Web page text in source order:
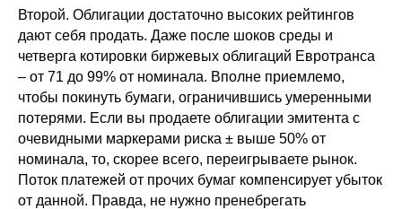
Второй. Облигации достаточно высоких рейтингов
дают себя продать. Даже после шоков среды и
четверга котировки биржевых облигаций Евротранса
– от 71 до 99% от номинала. Вполне приемлемо,
чтобы покинуть бумаги, ограничившись умеренными
потерями. Если вы продаете облигации эмитента с
очевидными маркерами риска ± выше 50% от
номинала, то, скорее всего, переигрываете рынок.
Поток платежей от прочих бумаг компенсирует убыток
от данной. Правда, не нужно пренебрегать